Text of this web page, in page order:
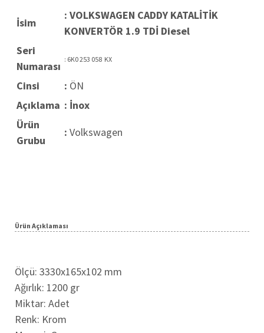
İsim
: VOLKSWAGEN CADDY KATALİTİK
KONVERTÖR 1.9 TDİ Diesel
Seri
Numarası
: 6K0 253 058 KX
Cinsi : ÖN
Açıklama : İnox
Ürün
Grubu
: Volkswagen
Ürün Açıklaması
Ölçü: 3330x165x102 mm
Ağırlık: 1200 gr
Miktar: Adet
Renk: Krom